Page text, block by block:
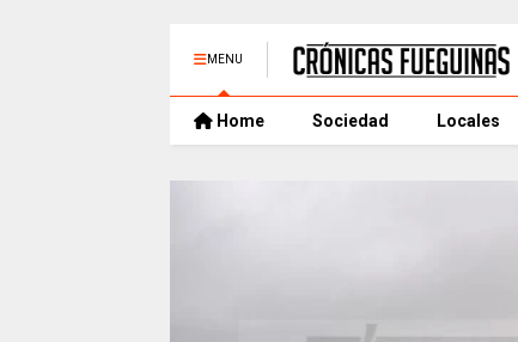
MENU
Home Sociedad Locales